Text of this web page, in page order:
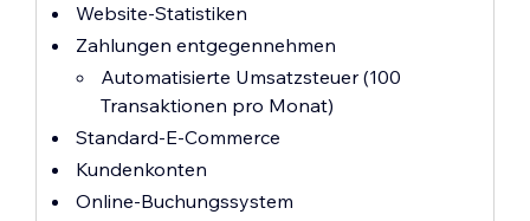
Website-Statistiken
Zahlungen entgegennehmen
Automatisierte Umsatzsteuer (100
Transaktionen pro Monat)
Standard-E-Commerce
Kundenkonten
Online-Buchungssystem